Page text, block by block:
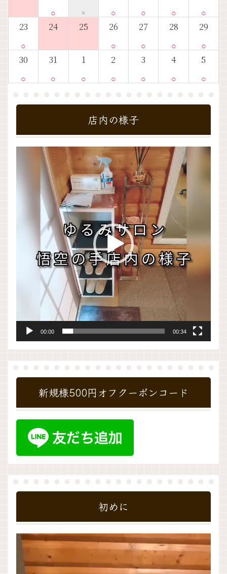
○ × ○ ○ ○ ○
23
○
24 25 26
○
27
○
28
○
29
○
30
○
31
○
1
○
2
○
3
○
4
○
5
○
店内の様子
00:00 00:34
新規様500円オフクーポンコード
初めに
動